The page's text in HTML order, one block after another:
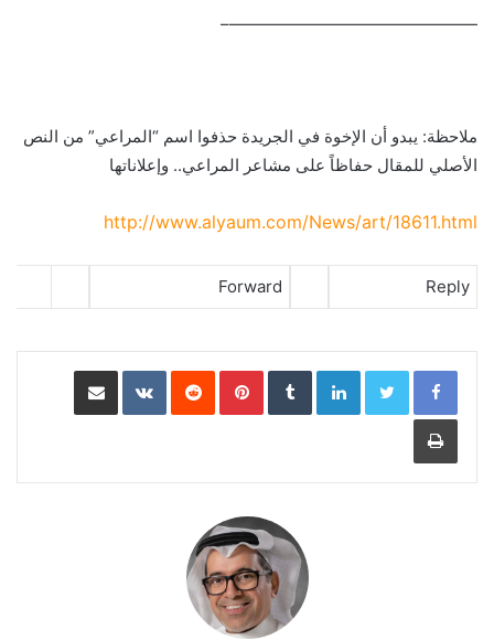
———————————————–
ملاحظة: يبدو أن الإخوة في الجريدة حذفوا اسم “المراعي” من النص
الأصلي للمقال حفاظاً على مشاعر المراعي.. وإعلاناتها
http://www.alyaum.com/News/art/18611.html
Reply
Forward
LinkedIn
Pinterest مشاركة عبر البريد
طباعة